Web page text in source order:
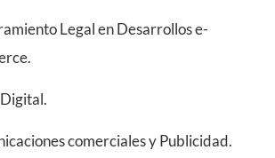
Legal en Desarrollos e-
comerciales y Publicidad.